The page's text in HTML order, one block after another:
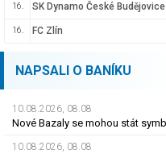
16. SK Dynamo České Budějovice
16. FC Zlín
NAPSALI O BANÍKU
10.08.2026, 08.08
10.08.2026, 08.08